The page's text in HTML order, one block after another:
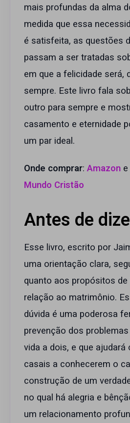
mais profundas da alma
medida que essa
é satisfeita, as questões
passam a ser tratadas
em que a felicidade será,
sempre. Este livro fala
outro para sempre e
casamento e eternidade
um par ideal.
Onde comprar: Amazon e
Mundo Cristão
Antes de
Esse livro, escrito por
uma orientação clara,
quanto aos propósitos de
relação ao matrimônio.
dúvida é uma poderosa
prevenção dos
vida a dois, e que ajudará
casais a conhecerem o
construção de um
no qual há alegria e
um relacionamento